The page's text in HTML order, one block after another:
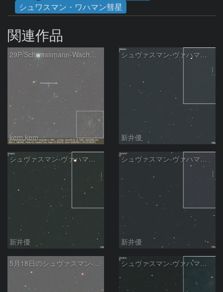
シュワスマン・ワハマン彗星
関連作品
29P/Schwassmann-Wachmann
kem.kem
シュヴァスマン-ヴァハマン彗星 ( 29P )：2026/05/31
新井優
シュヴァスマン-ヴァハマン彗星 ( 29P )：2026/05/29
新井優
シュヴァスマン-ヴァハマン彗星 ( 29P )：2026/05/18
新井優
5月18日のシュヴァスマン-ヴァハマン第1彗星（29P） シュヴァスマン-ヴァハマン彗星 ( 29P )：2026/05/15